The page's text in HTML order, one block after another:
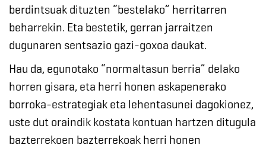
berdintsuak dituzten “bestelako” herritarren
beharrekin. Eta bestetik, gerran jarraitzen
dugunaren sentsazio gazi-goxoa daukat.
Hau da, egunotako “normaltasun berria” delako
horren gisara, eta herri honen askapenerako
borroka-estrategiak eta lehentasunei dagokionez,
uste dut oraindik kostata kontuan hartzen ditugula
bazterrekoen bazterrekoak herri honen